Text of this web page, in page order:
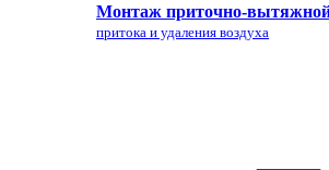
Монтаж приточно-
притока и удаления воздуха